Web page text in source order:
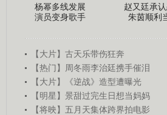
杨幂多线发展
演员变身歌手
赵又廷承
朱茵顺利
【大片】古天乐带伤狂奔
【热门】周冬雨李治廷携手催泪
【大片】《逆战》造型遭曝光
【明星】景甜过完生日想当妈妈
【将映】五月天集体跨界拍电影